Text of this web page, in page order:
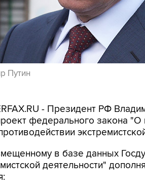
Путин
- Президент РФ
федерального закона "О
в базе данных
деятельности"